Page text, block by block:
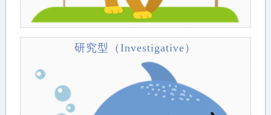
研究型（Investigative）